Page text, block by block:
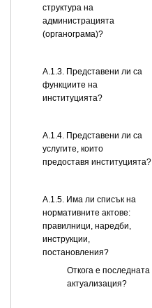
структура на
администрацията
(органограма)?
А.1.3. Представени ли са
функциите на
институцията?
А.1.4. Представени ли са
услугите, които
предоставя институцията?
А.1.5. Има ли списък на
нормативните актове:
правилници, наредби,
инструкции,
постановления?
Откога е последната
актуализация?